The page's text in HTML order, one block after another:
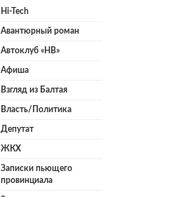
Hi-Tech
Авантюрный роман
Автоклуб «НВ»
Афиша
Взгляд из Балтая
Власть/Политика
Депутат
ЖКХ
Записки пьющего
провинциала